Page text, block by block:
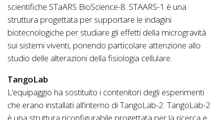
scientifiche STaARS BioScience-8. STAARS-1 è una
struttura progettata per supportare le indagini
biotecnologiche per studiare gli effetti della microgravità
sui sistemi viventi, ponendo particolare attenzione allo
studio delle alterazioni della fisiologia cellulare.
TangoLab
L’equipaggio ha sostituito i contenitori degli esperimenti
che erano installati all’interno di TangoLab-2. TangoLab-2
è una struttura riconfigurabile progettata per la ricerca e